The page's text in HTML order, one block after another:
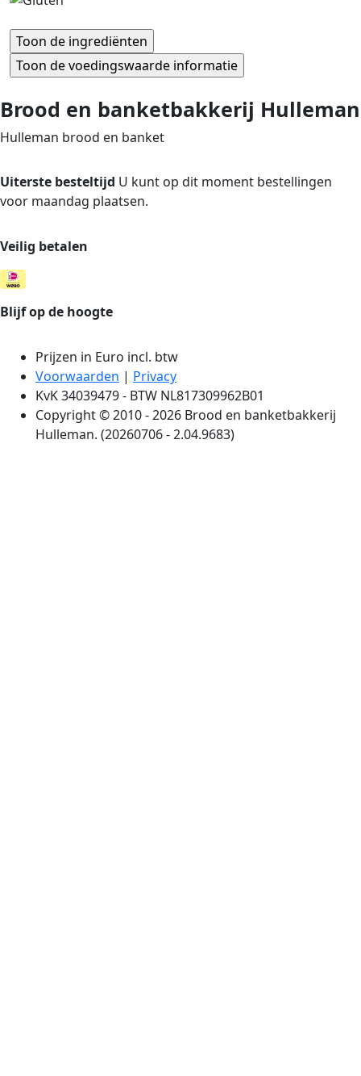
Brood en banketbakkerij Hulleman
Hulleman brood en banket
Uiterste besteltijd U kunt op dit moment bestellingen
voor maandag plaatsen.
Veilig betalen
Blijf op de hoogte
Prijzen in Euro incl. btw
Voorwaarden | Privacy
KvK 34039479 - BTW NL817309962B01
Copyright © 2010 - 2026 Brood en banketbakkerij
Hulleman. (20260706 - 2.04.9683)